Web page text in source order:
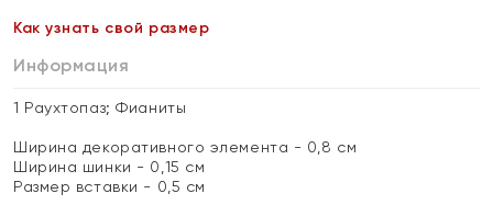
Как узнать свой размер
Информация
1 Раухтопаз; Фианиты
Ширина декоративного элемента - 0,8 см
Ширина шинки - 0,15 см
Размер вставки - 0,5 см